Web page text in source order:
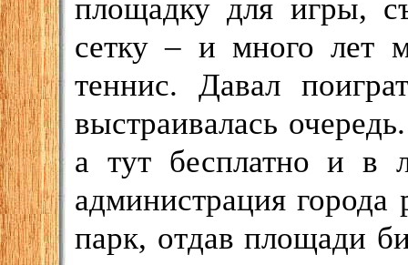
площадку для игры,
сетку – и много лет
теннис. Давал
выстраивалась
а тут бесплатно и в
администрация
парк, отдав площади